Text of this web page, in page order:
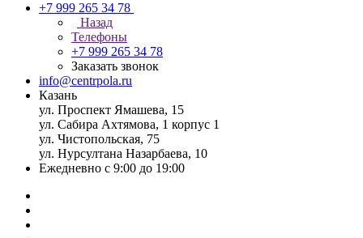
+7 999 265 34 78
Назад
Телефоны
+7 999 265 34 78
Заказать звонок
info@centrpola.ru
Казань
ул. Проспект Ямашева, 15
ул. Сабира Ахтямова, 1 корпус 1
ул. Чистопольская, 75
ул. Нурсултана Назарбаева, 10
Ежедневно с 9:00 до 19:00